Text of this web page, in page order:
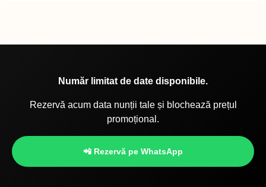
Număr limitat de date disponibile.
Rezervă acum data nunții tale și blochează prețul
promoțional.
📲 Rezervă pe WhatsApp